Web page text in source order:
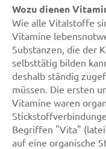
Wozu dienen
Wie alle Vitalstoffe
Vitamine
Substanzen, die der
selbsttätig bilden
deshalb ständig
müssen. Die ersten
Vitamine waren
Begriffen "Vita"
auf eine organische